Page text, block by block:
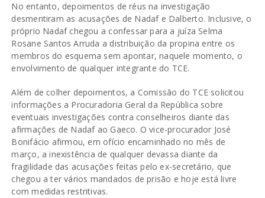
No entanto, depoimentos de réus na investigação
desmentiram as acusações de Nadaf e Dalberto. Inclusive, o
próprio Nadaf chegou a confessar para a juíza Selma
Rosane Santos Arruda a distribuição da propina entre os
membros do esquema sem apontar, naquele momento, o
envolvimento de qualquer integrante do TCE.
Além de colher depoimentos, a Comissão do TCE solicitou
informações a Procuradoria Geral da República sobre
eventuais investigações contra conselheiros diante das
afirmações de Nadaf ao Gaeco. O vice-procurador José
Bonifácio afirmou, em ofício encaminhado no mês de
março, a inexistência de qualquer devassa diante da
fragilidade das acusações feitas pelo ex-secretário, que
chegou a ter vários mandados de prisão e hoje está livre
com medidas restritivas.